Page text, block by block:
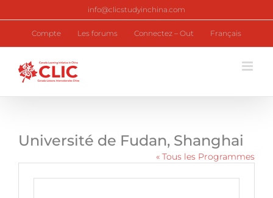
info@clicstudyinchina.com
Compte Les forums Connectez – Out Français
Université de Fudan, Shanghai
« Tous les Programmes